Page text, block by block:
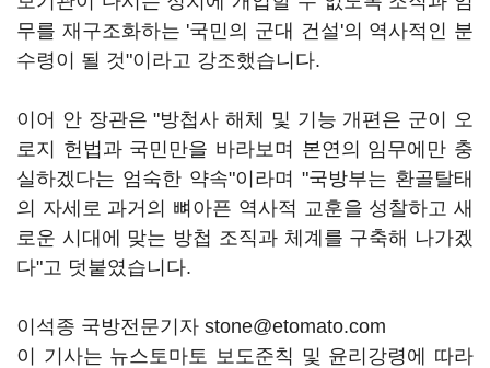
무를 재구조화하는 '국민의 군대 건설'의 역사적인 분
수령이 될 것"이라고 강조했습니다.
이어 안 장관은 "방첩사 해체 및 기능 개편은 군이 오
로지 헌법과 국민만을 바라보며 본연의 임무에만 충
실하겠다는 엄숙한 약속"이라며 "국방부는 환골탈태
의 자세로 과거의 뼈아픈 역사적 교훈을 성찰하고 새
로운 시대에 맞는 방첩 조직과 체계를 구축해 나가겠
다"고 덧붙였습니다.
이석종 국방전문기자 stone@etomato.com
이 기사는 뉴스토마토 보도준칙 및 윤리강령에 따라